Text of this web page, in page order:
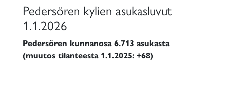
Pedersören kylien asukasluvut
1.1.2026
Pedersören kunnanosa 6.713 asukasta
(muutos tilanteesta 1.1.2025: +68)